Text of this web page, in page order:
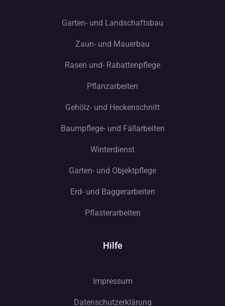
Garten- und Landschaftsbau
Zaun- und Mauerbau
Rasen und- Rabattenpflege
Pflanzarbeiten
Gehölz- und Heckenschnitt
Baumpflege- und Fällarbeiten
Winterdienst
Garten- und Objektpflege
Erd- und Baggerarbeiten
Pflasterarbeiten
Hilfe
Impressum
Datenschutzerklärung